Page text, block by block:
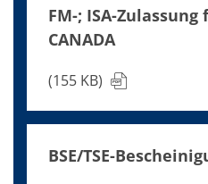
FM-; ISA-Zulassung
CANADA
(155 KB)
BSE/TSE-